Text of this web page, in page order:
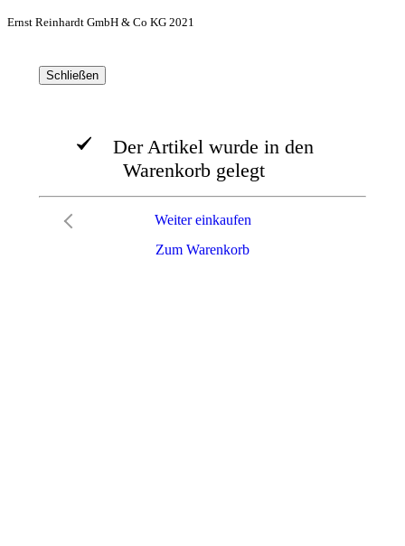
Ernst Reinhardt GmbH & Co KG 2021
Schließen
Der Artikel wurde in den
Warenkorb gelegt
Zum Warenkorb
Weiter einkaufen